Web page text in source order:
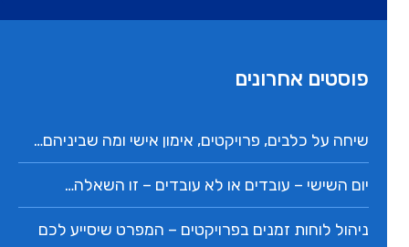
פוסטים אחרונים
שיחה על כלבים, פרויקטים, אימון אישי ומה שביניהם…
יום השישי – עובדים או לא עובדים – זו השאלה…
ניהול לוחות זמנים בפרויקטים – המפרט שיסייע לכם